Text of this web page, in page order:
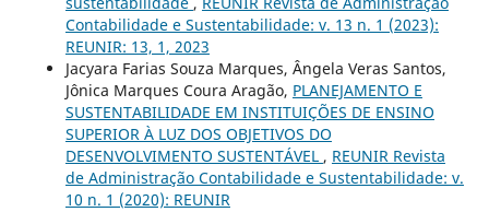
Contabilidade e Sustentabilidade: v. 13 n. 1 (2023):
REUNIR: 13, 1, 2023
Jacyara Farias Souza Marques, Ângela Veras Santos,
Jônica Marques Coura Aragão, PLANEJAMENTO E
SUSTENTABILIDADE EM INSTITUIÇÕES DE ENSINO
SUPERIOR À LUZ DOS OBJETIVOS DO
DESENVOLVIMENTO SUSTENTÁVEL , REUNIR Revista
de Administração Contabilidade e Sustentabilidade: v.
10 n. 1 (2020): REUNIR